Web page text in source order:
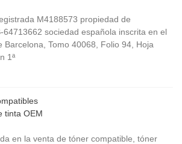
M4188573 propiedad de
64713662 sociedad española inscrita en el
Barcelona, Tomo 40068, Folio 94, Hoja
1ª
tinta OEM
en la venta de tóner compatible, tóner